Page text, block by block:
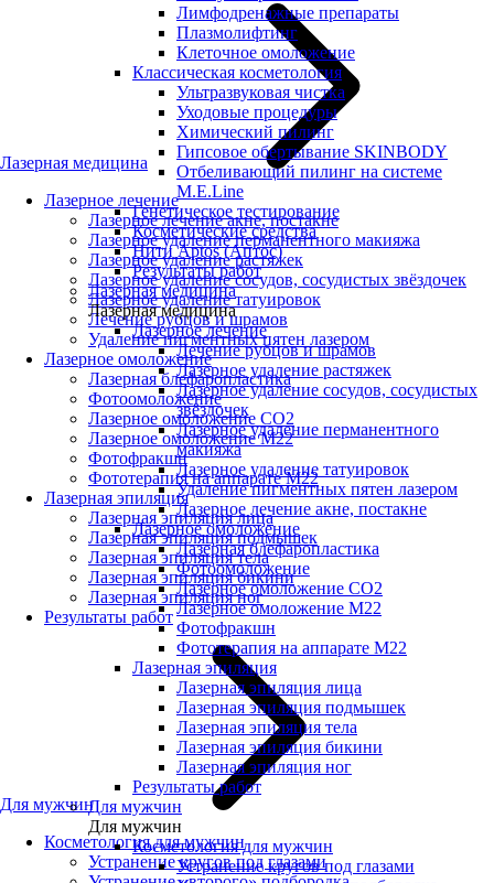
Лазерная медицина
Лазерное лечение
Лазерное лечение акне, постакне
Лазерное удаление перманентного макияжа
Лазерное удаление растяжек
Лазерное удаление сосудов, сосудистых звёздочек
Лазерное удаление татуировок
Лечение рубцов и шрамов
Удаление пигментных пятен лазером
Лазерное омоложение
Лазерная блефаропластика
Фотоомоложение
Лазерное омоложение CO2
Лазерное омоложение M22
Фотофракшн
Фототерапия на аппарате М22
Лазерная эпиляция
Лазерная эпиляция лица
Лазерная эпиляция подмышек
Лазерная эпиляция тела
Лазерная эпиляция бикини
Лазерная эпиляция ног
Результаты работ
Для мужчин
Косметология для мужчин
Устранение кругов под глазами
Лимфодренажные препараты
Плазмолифтинг
Клеточное омоложение
Классическая косметология
Ультразвуковая чистка
Уходовые процедуры
Химический пилинг
Гипсовое обертывание SKINBODY
Отбеливающий пилинг на системе
M.E.Line
Генетическое тестирование
Косметические средства
Нити Aptos (Аптос)
Результаты работ
Лазерная медицина
Лазерная медицина
Лазерное лечение
Лечение рубцов и шрамов
Лазерное удаление растяжек
Лазерное удаление сосудов, сосудистых
звёздочек
Лазерное удаление перманентного
макияжа
Лазерное удаление татуировок
Удаление пигментных пятен лазером
Лазерное лечение акне, постакне
Лазерное омоложение
Лазерная блефаропластика
Фотоомоложение
Лазерное омоложение CO2
Лазерное омоложение M22
Фотофракшн
Фототерапия на аппарате М22
Лазерная эпиляция
Лазерная эпиляция лица
Лазерная эпиляция подмышек
Лазерная эпиляция тела
Лазерная эпиляция бикини
Лазерная эпиляция ног
Результаты работ
Для мужчин
Для мужчин
Косметология для мужчин
Устранение кругов под глазами